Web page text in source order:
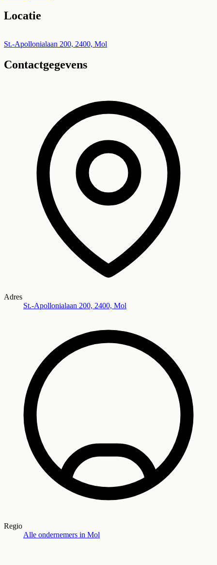
Locatie
+
−
St.-Apollonialaan 200, 2400, Mol
Contactgegevens
Adres
St.-Apollonialaan 200, 2400, Mol
Regio
Alle ondernemers in Mol